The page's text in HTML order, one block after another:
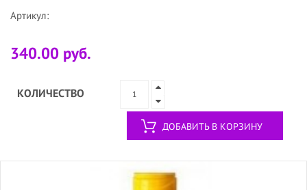
Артикул:
340.00 руб.
КОЛИЧЕСТВО
ДОБАВИТЬ В КОРЗИНУ